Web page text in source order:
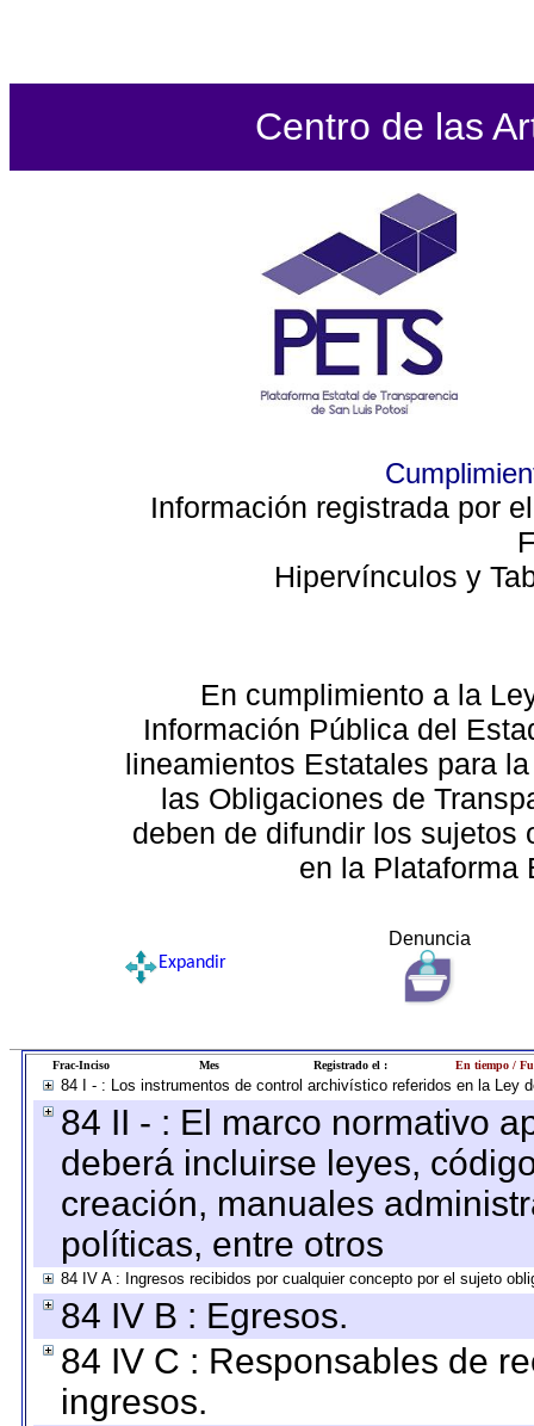
Centro de las
Información registrada por
Hipervínculos y
En cumplimiento a la
Información Pública del
lineamientos Estatales para
las Obligaciones de
deben de difundir los sujetos
en la Plataforma
Denuncia
Expandir
Frac-Inciso Mes Registrado el : En tiempo /
84 I - : Los instrumentos de control archivístico referidos en la Ley
84 II - : El marco normativo
deberá incluirse leyes,
creación, manuales
políticas, entre otros
84 IV A : Ingresos recibidos por cualquier concepto por el sujeto
84 IV B : Egresos.
84 IV C : Responsables de
ingresos.